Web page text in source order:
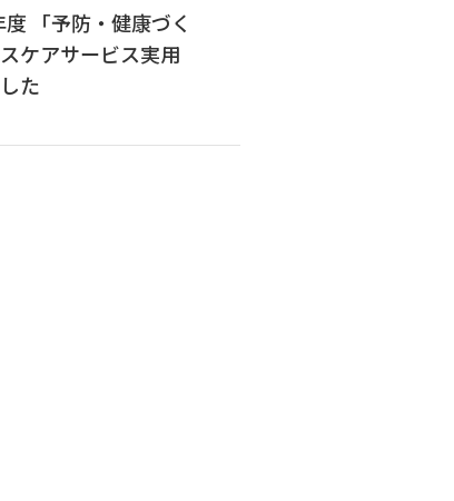
「予防・健康づく
ケアサービス実用
た